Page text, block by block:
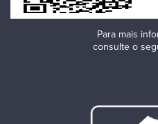
Para mais
consulte o